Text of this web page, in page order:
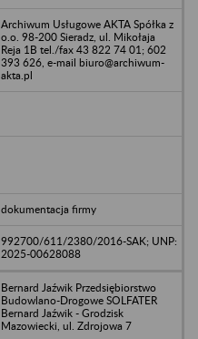
Archiwum Usługowe AKTA Spółka z
o.o. 98-200 Sieradz, ul. Mikołaja
Reja 1B tel./fax 43 822 74 01; 602
393 626, e-mail biuro@archiwum-
akta.pl
dokumentacja firmy
992700/611/2380/2016-SAK; UNP:
2025-00628088
Bernard Jaźwik Przedsiębiorstwo
Budowlano-Drogowe SOLFATER
Bernard Jaźwik - Grodzisk
Mazowiecki, ul. Zdrojowa 7